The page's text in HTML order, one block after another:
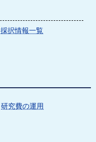
採択情報一覧
研究費の運用